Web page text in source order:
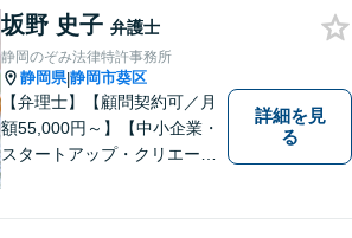
的に行っております。お困り
でしたら、お気軽にご相談く
ださい！
坂野 史子 弁護士
静岡のぞみ法律特許事務所
静岡県|静岡市葵区
【弁理士】【顧問契約可／月
額55,000円～】【中小企業・
スタートアップ・クリエータ
詳細を見
る